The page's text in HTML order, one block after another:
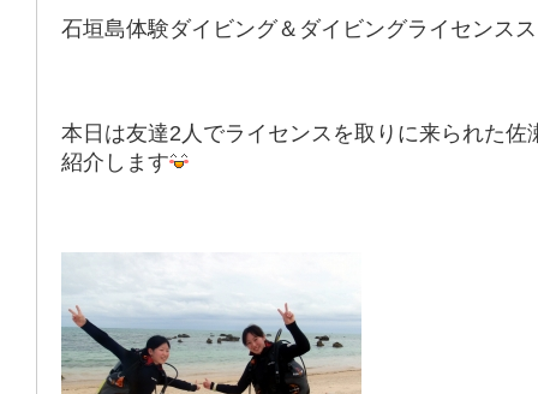
石垣島体験ダイビング＆ダイビングライセンス
本日は友達2人でライセンスを取りに来られた佐
紹介します